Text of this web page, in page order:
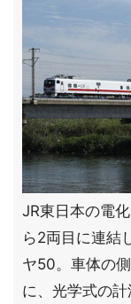
JR東日本の電
ら2両目に連結
ヤ50。車体の
に、光学式の